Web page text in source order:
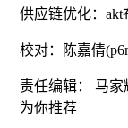
供应链优化：
校对：陈嘉倩
责任编辑： 马家
为你推荐